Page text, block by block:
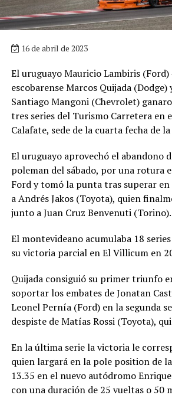
16 de abril de 2023
El uruguayo Mauricio Lambiris
escobarense Marcos Quijada
Santiago Mangoni (Chevrolet)
tres series del Turismo Carretera en
Calafate, sede de la cuarta fecha de
El uruguayo aprovechó el abandono
poleman del sábado, por una rotura
Ford y tomó la punta tras superar en
a Andrés Jakos (Toyota), quien
junto a Juan Cruz Benvenuti (Torino).
El montevideano acumulaba 18
su victoria parcial en El Villicum en
Quijada consiguió su primer triunfo
soportar los embates de Jonatan
Leonel Pernía (Ford) en la segunda
despiste de Matías Rossi (Toyota),
En la última serie la victoria le
quien largará en la pole position de
13.35 en el nuevo autódromo
con una duración de 25 vueltas o 50